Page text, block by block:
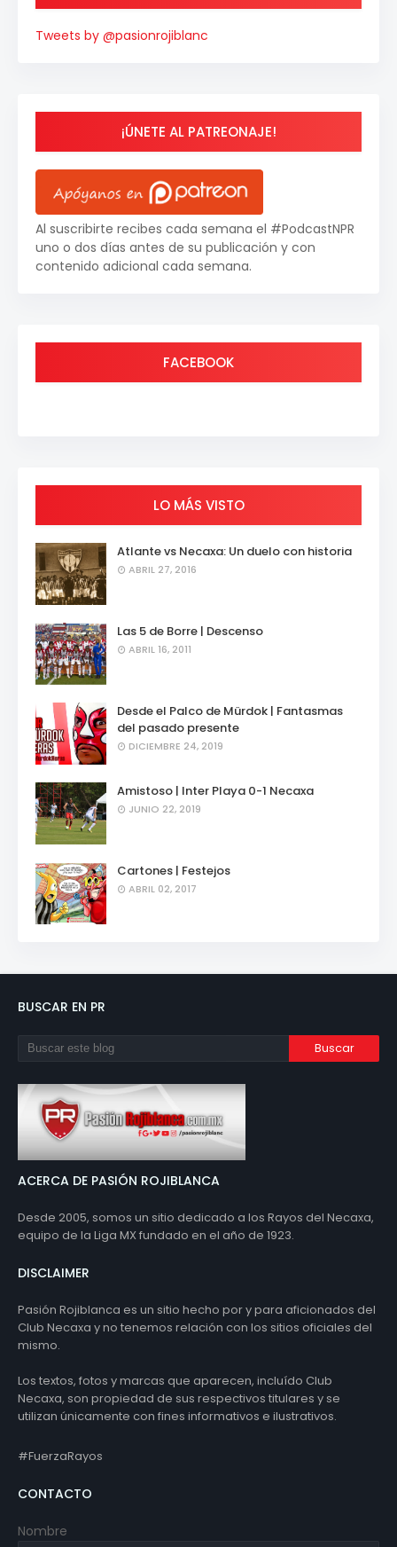
Tweets by @pasionrojiblanc
¡ÚNETE AL PATREONAJE!
Al suscribirte recibes cada semana el #PodcastNPR
uno o dos días antes de su publicación y con
contenido adicional cada semana.
FACEBOOK
LO MÁS VISTO
Atlante vs Necaxa: Un duelo con historia
ABRIL 27, 2016
Las 5 de Borre | Descenso
ABRIL 16, 2011
Desde el Palco de Mürdok | Fantasmas
del pasado presente
DICIEMBRE 24, 2019
Amistoso | Inter Playa 0-1 Necaxa
JUNIO 22, 2019
Cartones | Festejos
ABRIL 02, 2017
BUSCAR EN PR
ACERCA DE PASIÓN ROJIBLANCA
Desde 2005, somos un sitio dedicado a los Rayos del Necaxa,
equipo de la Liga MX fundado en el año de 1923.
DISCLAIMER
Pasión Rojiblanca es un sitio hecho por y para aficionados del
Club Necaxa y no tenemos relación con los sitios oficiales del
mismo.
Los textos, fotos y marcas que aparecen, incluído Club
Necaxa, son propiedad de sus respectivos titulares y se
utilizan únicamente con fines informativos e ilustrativos.
#FuerzaRayos
CONTACTO
Nombre